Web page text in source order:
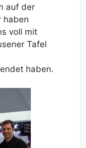
auf der
haben
voll mit
Tafel
haben.